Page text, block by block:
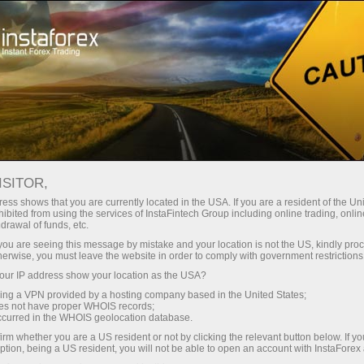
Ҳисоб-варағини тез очиш Савдо платформаси
Энди иш
учун
Инвесторлар учун Ҳамкорлар учун
shows that you are currently located in the USA. If you are a resident of the
from using the services of InstaFintech Group including online trading,
of funds, etc.
are seeing this message by mistake and your location is not the US, kindly
you must leave the website in order to comply with government
IP address show your location as the USA?
a VPN provided by a hosting company based in the United States;
not have proper WHOIS records;
in the WHOIS geolocation database.
whether you are a US resident or not by clicking the relevant button below. If
being a US resident, you will not be able to open an account with InstaForex